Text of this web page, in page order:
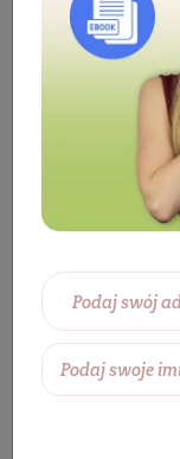
Kosmetyki
Olejek do
i ciała z